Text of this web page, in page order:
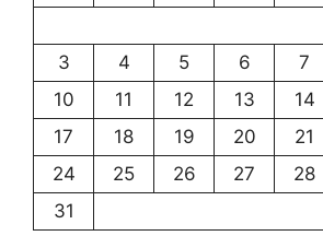
3
4 5 6 7
10
11 12 13 14
17
18 19 20 21
24
25 26 27 28
31